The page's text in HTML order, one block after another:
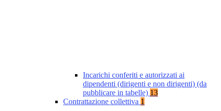
Incarichi conferiti e autorizzati ai
dipendenti (dirigenti e non dirigenti) (da
pubblicare in tabelle) 13
Contrattazione collettiva 1